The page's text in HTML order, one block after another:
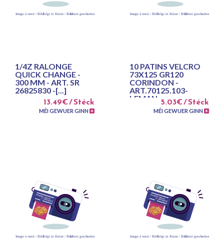
1/4Z RALONGE
QUICK CHANGE -
300 MM - ART. SR
26825830 -[...]
13.49€ / Stéck
MÉI GEWUER GINN
10 PATINS VELCRO
73X125 GR120
CORINDON -
ART.70125.103-
LEMAN 5.03€ / Stéck
MÉI GEWUER GINN